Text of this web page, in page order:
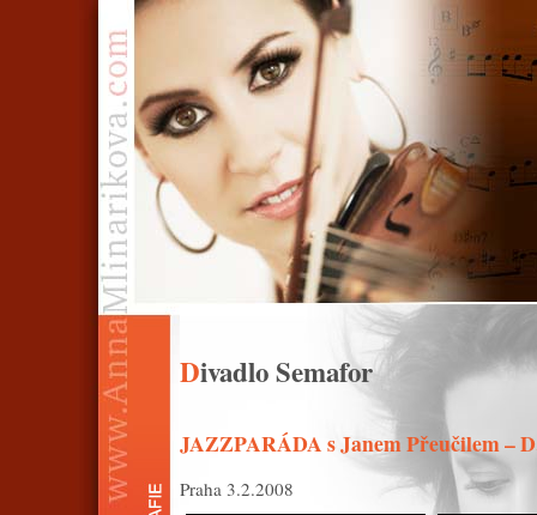
Divadlo Semafor
JAZZPARÁDA s Janem Přeučilem –
Praha 3.2.2008